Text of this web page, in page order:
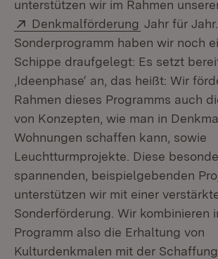
unterstützen wir im Rahmen
Extern:
Denkmalförderung (Öffnet in
Jahr für
Sonderprogramm haben wir noch
Schippe draufgelegt: Es setzt
‚Ideenphase‘ an, das heißt: Wir
Rahmen dieses Programms auch
von Konzepten, wie man in
Wohnungen schaffen kann, sowie
Leuchtturmprojekte. Diese
spannenden, beispielgebenden
unterstützen wir mit einer
Sonderförderung. Wir kombinieren
Programm also die Erhaltung von
Kulturdenkmalen mit der